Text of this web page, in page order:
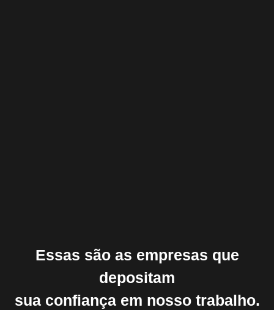
Essas são as empresas que
depositam
sua confiança em nosso trabalho.